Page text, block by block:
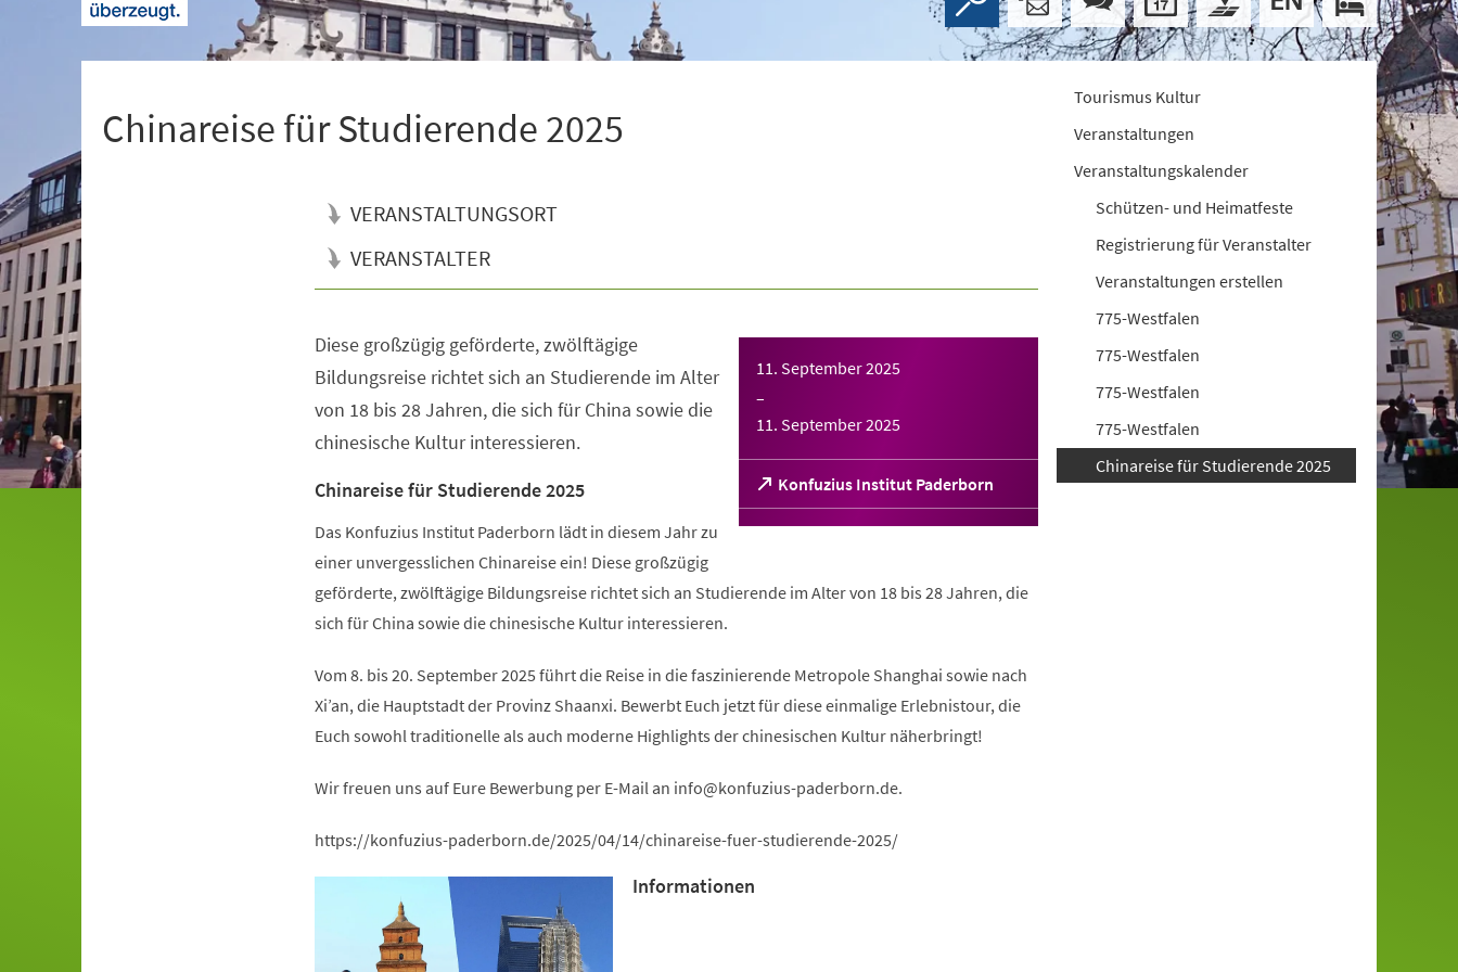
Chinareise für Studierende 2025
VERANSTALTUNGSORT
VERANSTALTER
11. September 2025
–
11. September 2025
Konfuzius Institut Paderborn
(Öffnet
in
einem
Diese großzügig geförderte, zwölftägige
Bildungsreise richtet sich an Studierende im Alter
von 18 bis 28 Jahren, die sich für China sowie die
chinesische Kultur interessieren.
Chinareise für Studierende 2025
Das Konfuzius Institut Paderborn lädt in diesem Jahr zu
einer unvergesslichen Chinareise ein! Diese großzügig
geförderte, zwölftägige Bildungsreise richtet sich an Studierende im Alter von 18 bis 28 Jahren, die
sich für China sowie die chinesische Kultur interessieren.
Vom 8. bis 20. September 2025 führt die Reise in die faszinierende Metropole Shanghai sowie nach
Xi’an, die Hauptstadt der Provinz Shaanxi. Bewerbt Euch jetzt für diese einmalige Erlebnistour, die
Euch sowohl traditionelle als auch moderne Highlights der chinesischen Kultur näherbringt!
Wir freuen uns auf Eure Bewerbung per E-Mail an info konfuzius-paderborn de.
https://konfuzius-paderborn.de/2025/04/14/chinareise-fuer-studierende-2025/
Informationen
Tourismus Kultur
Veranstaltungen
Veranstaltungskalender
Schützen- und Heimatfeste
Registrierung für Veranstalter
Veranstaltungen erstellen
775-Westfalen
775-Westfalen
775-Westfalen
775-Westfalen
Chinareise für Studierende 2025